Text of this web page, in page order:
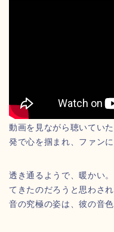
動画を見ながら聴いてい
発で心を掴まれ、ファン
透き通るようで、暖かい
てきたのだろうと思わさ
音の究極の姿は、彼の音